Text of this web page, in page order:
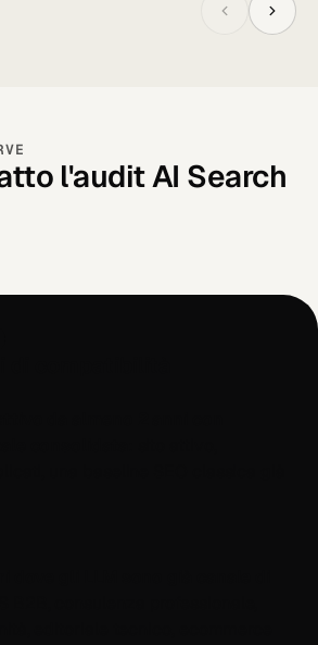
l'audit AI Search